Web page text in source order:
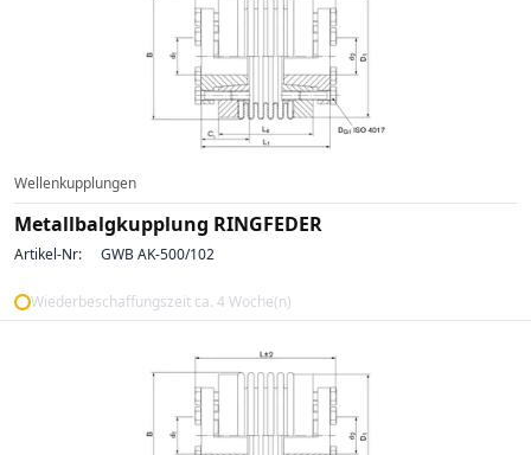
Wellenkupplungen
Metallbalgkupplung RINGFEDER
Artikel-Nr: GWB AK-500/102
Wiederbeschaffungszeit ca. 4 Woche(n)